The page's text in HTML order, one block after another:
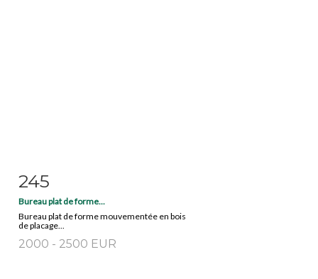
Fiche détaillée
245
Bureau plat de forme...
Bureau plat de forme mouvementée en bois
de placage...
2000 - 2500 EUR